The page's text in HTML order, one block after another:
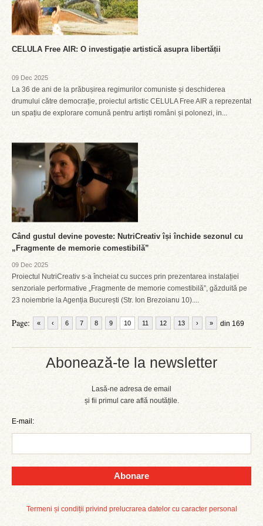
Abonează-te la newsletter
Lasă-ne adresa de email
și fii primul care află noutățile.
E-mail:
Abonare
Termeni și condiții privind prelucrarea datelor cu caracter personal
CELULA Free AIR: O investigație artistică asupra libertății
09 Dec 2025
La 36 de ani de la prăbușirea regimurilor comuniste și deschiderea
drumului către democrație, proiectul artistic CELULA Free AIR a reprezentat
un spațiu de explorare comună pentru artiști români și polonezi, in...
Când gustul devine poveste: NutriCreativ își închide sezonul cu
„Fragmente de memorie comestibilă”
09 Dec 2025
Proiectul NutriCreativ s-a încheiat cu succes prin prezentarea instalației
senzoriale performative „Fragmente de memorie comestibilă”, găzduită pe
23 noiembrie la Agenția București (Str. Ion Brezoianu 10)....
Page: « ‹ 6 7 8 9 10 11 12 13 din 169
› »